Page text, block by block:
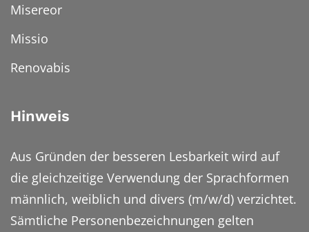
Misereor
Missio
Renovabis
Hinweis
Aus Gründen der besseren Lesbarkeit wird auf
die gleichzeitige Verwendung der Sprachformen
männlich, weiblich und divers (m/w/d) verzichtet.
Sämtliche Personenbezeichnungen gelten